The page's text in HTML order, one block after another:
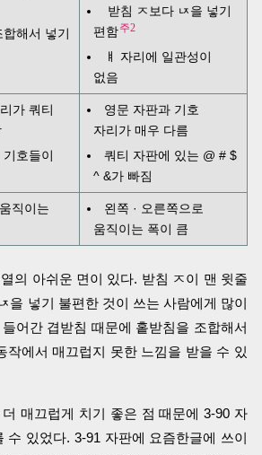
해서 넣기
받침 ㅈ보다 ㄵ을 넣기
편함주2
ㅒ 자리에 일관성이
없음
가 쿼티
호들이
영문 자판과 기호
자리가 매우 다름
쿼티 자판에 있는 @ # $
^ &가 빠짐
직이는
왼쪽 · 오른쪽으로
움직이는 폭이 큼
의 아쉬운 면이 있다. 받침 ㅈ이 맨 윗줄
을 넣기 불편한 것이 쓰는 사람에게 많이
어간 겹받침 때문에 홑받침을 조합해서
작에서 매끄럽지 못한 느낌을 받을 수 있
매끄럽게 치기 좋은 점 때문에 3-90 자
수 있었다. 3-91 자판에 요즘한글에 쓰이